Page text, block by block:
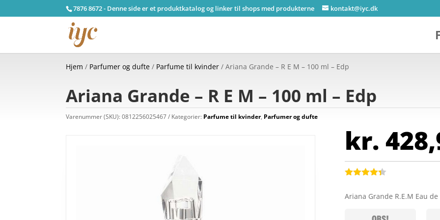
7876 8672 - Denne side er et produktkatalog og linker til shops med produkterne kontakt@iyc.dk
Hjem / Parfumer og dufte / Parfume til kvinder / Ariana Grande – R E M – 100 ml – Edp
Ariana Grande – R E M – 100 ml – Edp
Varenummer (SKU):0812256025467 Kategorier: Parfume til kvinder, Parfumer og dufte
kr.
ud af 5
Ariana Grande R.E.M Eau